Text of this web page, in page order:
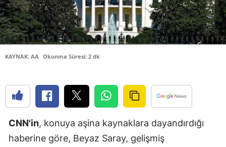
Çanakkale
Çankırı
Diyarbakır
Edirne
KAYNAK: AA Okunma Süresi: 2 dk
CNN'in, konuya aşina kaynaklara dayandırdığı
haberine göre, Beyaz Saray, gelişmiş